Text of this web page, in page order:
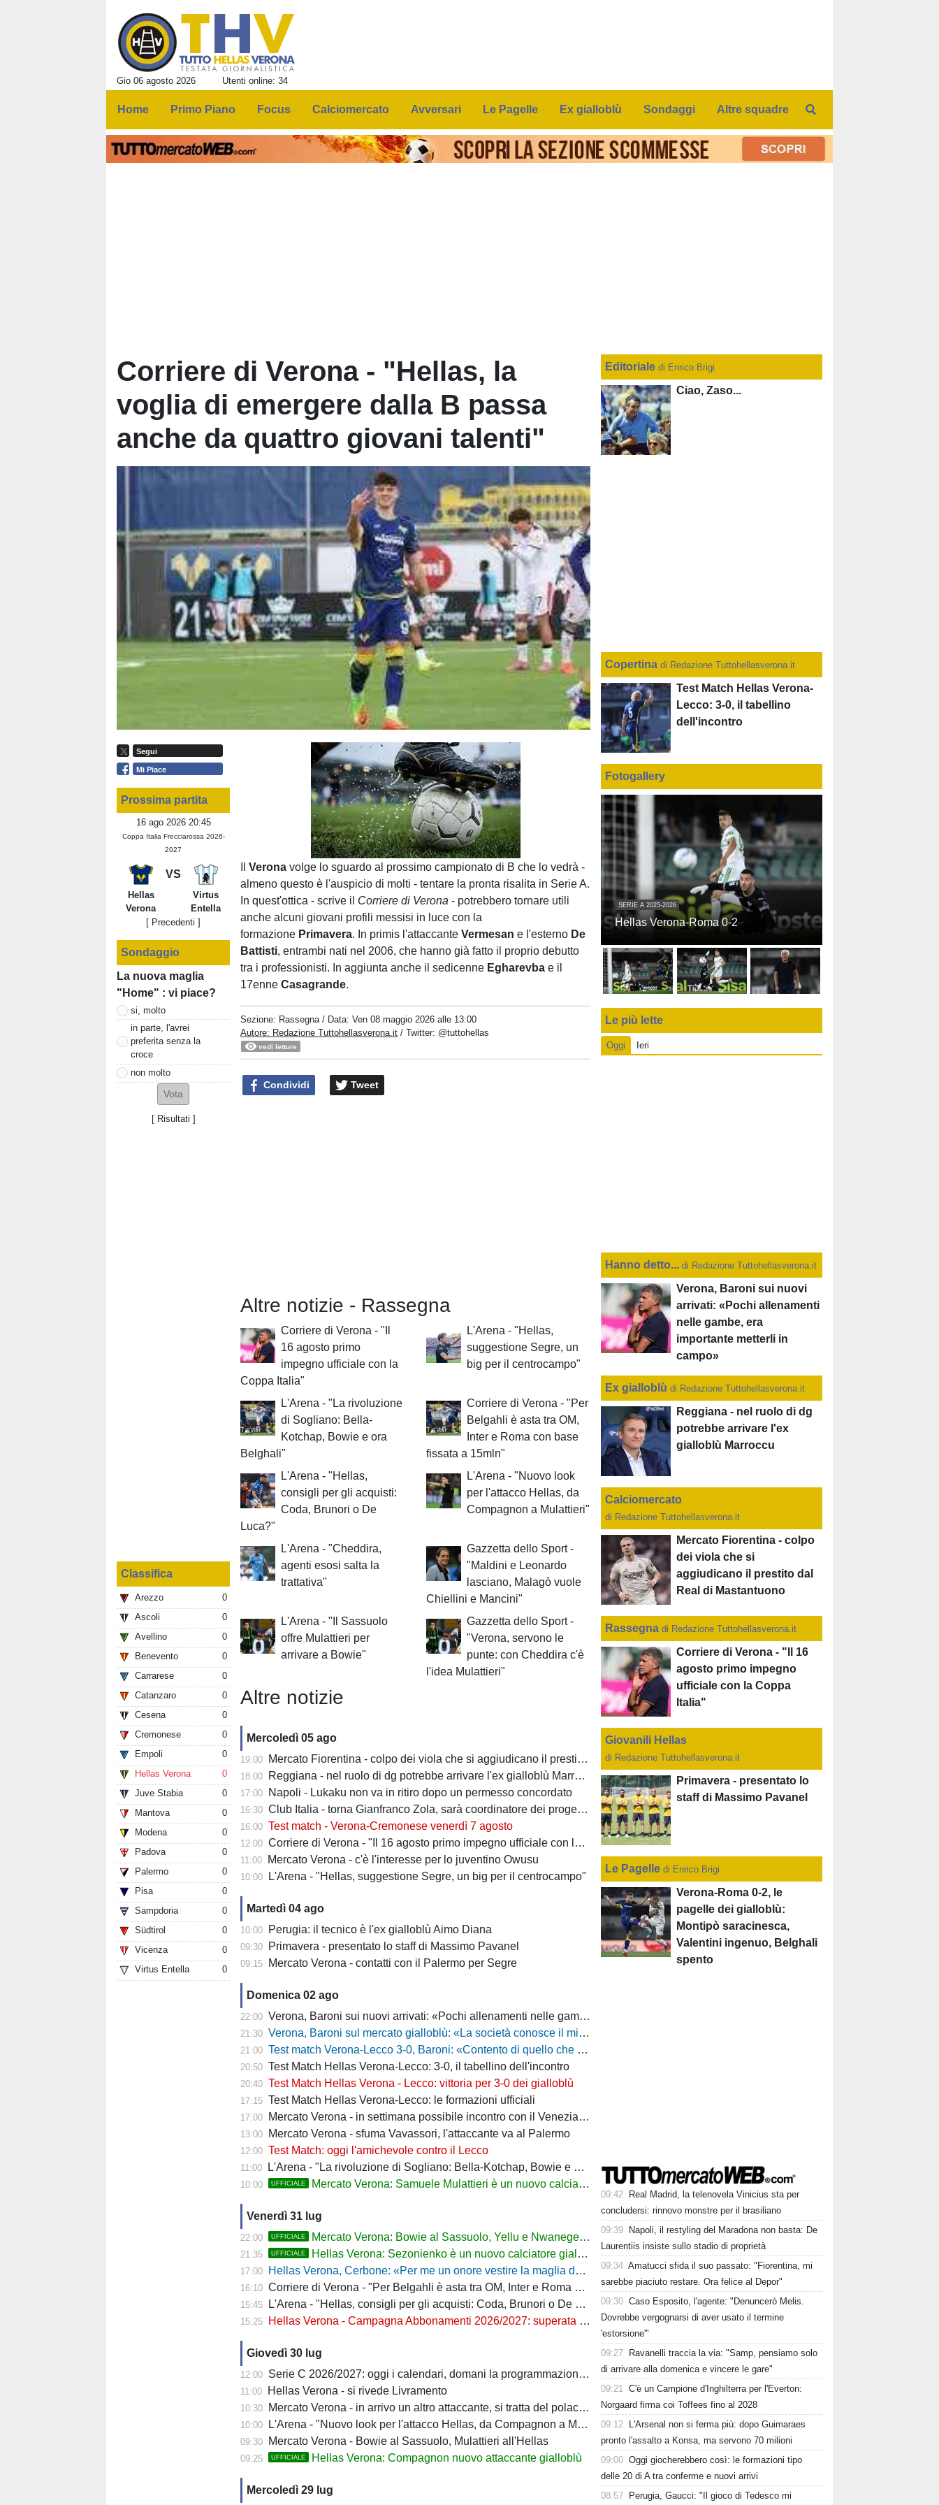
Gio 06 agosto 2026 Utenti online: 34
Home Primo Piano Focus Calciomercato Avversari Le Pagelle Ex gialloblù Sondaggi Altre squadre
Corriere di Verona - "Hellas, la
voglia di emergere dalla B passa
anche da quattro giovani talenti"
Segui
Mi Piace
Prossima partita
16 ago 2026 20:45
Coppa Italia Frecciarossa 2026-
2027
VS
Hellas
Verona
Virtus
Entella
[ Precedenti ]
Sondaggio
La nuova maglia
"Home" : vi piace?
si, molto
in parte, l'avrei
preferita senza la
croce
non molto
[ Risultati ]
Classifica
Arezzo
0
Ascoli
0
Avellino
0
Benevento
0
Carrarese
0
Catanzaro
0
Cesena
0
Cremonese
0
Empoli
0
Hellas Verona
0
Juve Stabia
0
Mantova
0
Modena
0
Padova
0
Palermo
0
Pisa
0
Sampdoria
0
Südtirol
0
Vicenza
0
Virtus Entella
0
Unmute
Loaded:
100.00%
IlVeronavolge lo sguardo al prossimo campionato di B che lo vedrà -
almeno questo è l'auspicio di molti - tentare la pronta risalita in Serie A.
In quest'ottica - scrive il Corriere di Verona- potrebbero tornare utili
anche alcuni giovani profili messisi in luce con la
formazione Primavera. In primis l'attaccanteVermesan e l'esterno De
Battisti, entrambi nati nel 2006, che hanno già fatto il proprio debutto
tra i professionisti. In aggiunta anche il sedicenne Egharevbae il
17enneCasagrande.
Sezione: Rassegna / Data:Ven 08 maggio 2026 alle 13:00
Autore: Redazione Tuttohellasverona.it / Twitter: @tuttohellas
vedi letture
Condividi Tweet
Altre notizie - Rassegna
Corriere di Verona - "Il
16 agosto primo
impegno ufficiale con la
Coppa Italia"
L'Arena - "Hellas,
suggestione Segre, un
big per il centrocampo"
L'Arena - "La rivoluzione
di Sogliano: Bella-
Kotchap, Bowie e ora
Belghali"
Corriere di Verona - "Per
Belgahli è asta tra OM,
Inter e Roma con base
fissata a 15mln"
L'Arena - "Hellas,
consigli per gli acquisti:
Coda, Brunori o De
Luca?"
L'Arena - "Nuovo look
per l'attacco Hellas, da
Compagnon a Mulattieri"
L'Arena - "Cheddira,
agenti esosi salta la
trattativa"
Gazzetta dello Sport -
"Maldini e Leonardo
lasciano, Malagò vuole
Chiellini e Mancini"
L'Arena - "Il Sassuolo
offre Mulattieri per
arrivare a Bowie"
Gazzetta dello Sport -
"Verona, servono le
punte: con Cheddira c'è
l'idea Mulattieri"
Altre notizie
Mercoledì 05 ago
19:00 Mercato Fiorentina - colpo dei viola che si aggiudicano il prestito dal Real di Mastantuono
18:00 Reggiana - nel ruolo di dg potrebbe arrivare l'ex gialloblù Marroccu
17:00 Napoli - Lukaku non va in ritiro dopo un permesso concordato
16:30 Club Italia - torna Gianfranco Zola, sarà coordinatore dei progetti delle attività giovanili
16:00 Test match - Verona-Cremonese venerdì 7 agosto
12:00 Corriere di Verona - "Il 16 agosto primo impegno ufficiale con la Coppa Italia"
11:00 Mercato Verona - c'è l'interesse per lo juventino Owusu
10:00 L'Arena - "Hellas, suggestione Segre, un big per il centrocampo"
Martedì 04 ago
10:00 Perugia: il tecnico è l'ex gialloblù Aimo Diana
09:30 Primavera - presentato lo staff di Massimo Pavanel
09:15 Mercato Verona - contatti con il Palermo per Segre
Domenica 02 ago
22:00 Verona, Baroni sui nuovi arrivati: «Pochi allenamenti nelle gambe, era importante metterli in campo»
21:30 Verona, Baroni sul mercato gialloblù: «La società conosce il mio progetto, la mia garanzia è Sogliano»
21:00 Test match Verona-Lecco 3-0, Baroni: «Contento di quello che ho visto, la strada è questa e non torneremo indietro»
20:50 Test Match Hellas Verona-Lecco: 3-0, il tabellino dell'incontro
20:40 Test Match Hellas Verona - Lecco: vittoria per 3-0 dei gialloblù
17:15 Test Match Hellas Verona-Lecco: le formazioni ufficiali
17:00 Mercato Verona - in settimana possibile incontro con il Venezia per Montipò
13:00 Mercato Verona - sfuma Vavassori, l'attaccante va al Palermo
12:00 Test Match: oggi l'amichevole contro il Lecco
11:00 L'Arena - "La rivoluzione di Sogliano: Bella-Kotchap, Bowie e ora Belghali"
10:00 UFFICIALE Mercato Verona: Samuele Mulattieri è un nuovo calciatore gialloblù
Venerdì 31 lug
22:00 UFFICIALE Mercato Verona: Bowie al Sassuolo, Yellu e Nwanege in prestito
21:35 UFFICIALE Hellas Verona: Sezonienko è un nuovo calciatore gialloblù
17:00 Hellas Verona, Cerbone: «Per me un onore vestire la maglia dell'Hellas»
16:10 Corriere di Verona - "Per Belgahli è asta tra OM, Inter e Roma con base fissata a 15mln"
15:45 L'Arena - "Hellas, consigli per gli acquisti: Coda, Brunori o De Luca?"
15:25 Hellas Verona - Campagna Abbonamenti 2026/2027: superata quota 10mila tessere
Giovedì 30 lug
12:00 Serie C 2026/2027: oggi i calendari, domani la programmazione delle prime giornate
11:00 Hellas Verona - si rivede Livramento
10:30 Mercato Verona - in arrivo un altro attaccante, si tratta del polacco Sezonienko
10:00 L'Arena - "Nuovo look per l'attacco Hellas, da Compagnon a Mulattieri"
09:30 Mercato Verona - Bowie al Sassuolo, Mulattieri all'Hellas
09:25 UFFICIALE Hellas Verona: Compagnon nuovo attaccante gialloblù
Mercoledì 29 lug
Editorialedi Enrico Brigi
Ciao, Zaso...
Copertina di Redazione Tuttohellasverona.it
Test Match Hellas Verona-
Lecco: 3-0, il tabellino
dell'incontro
Fotogallery
SERIE A 2025-2026
Hellas Verona-Roma 0-2
Le più lette
Oggi Ieri
Hanno detto... di Redazione Tuttohellasverona.it
Verona, Baroni sui nuovi
arrivati: «Pochi allenamenti
nelle gambe, era
importante metterli in
campo»
Ex gialloblùdi Redazione Tuttohellasverona.it
Reggiana - nel ruolo di dg
potrebbe arrivare l'ex
gialloblù Marroccu
Calciomercato
di Redazione Tuttohellasverona.it
Mercato Fiorentina - colpo
dei viola che si
aggiudicano il prestito dal
Real di Mastantuono
Rassegna di Redazione Tuttohellasverona.it
Corriere di Verona - "Il 16
agosto primo impegno
ufficiale con la Coppa
Italia"
Giovanili Hellas
di Redazione Tuttohellasverona.it
Primavera - presentato lo
staff di Massimo Pavanel
Le Pagelle di Enrico Brigi
Verona-Roma 0-2, le
pagelle dei gialloblù:
Montipò saracinesca,
Valentini ingenuo, Belghali
spento
09:42
Real Madrid, la telenovela Vinicius sta per
concludersi: rinnovo monstre per il brasiliano
09:39
Napoli, il restyling del Maradona non basta: De
Laurentiis insiste sullo stadio di proprietà
09:34 Amatucci sfida il suo passato: "Fiorentina, mi
sarebbe piaciuto restare. Ora felice al Depor"
09:30 Caso Esposito, l'agente: "Denuncerò Melis.
Dovrebbe vergognarsi di aver usato il termine
'estorsione'"
09:27
Ravanelli traccia la via: "Samp, pensiamo solo
di arrivare alla domenica e vincere le gare"
09:21 C'è un Campione d'Inghilterra per l'Everton:
Norgaard firma coi Toffees fino al 2028
09:12
L'Arsenal non si ferma più: dopo Guimaraes
pronto l'assalto a Konsa, ma servono 70 milioni
09:00 Oggi giocherebbero così: le formazioni tipo
delle 20 di A tra conferme e nuovi arrivi
08:57
Perugia, Gaucci: "Il gioco di Tedesco mi